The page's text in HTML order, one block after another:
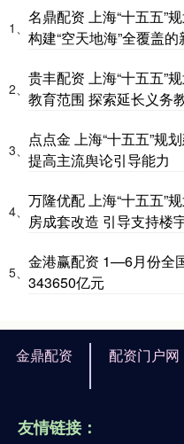
1、
名鼎配资 上海“十五五”
构建“空天地海”全覆盖
2、
贵丰配资 上海“十五五”
教育范围 探索延长义务
3、
点点金 上海“十五五”规
提高主流舆论引导能力
4、
万隆优配 上海“十五五”
房成套改造 引导支持楼
5、
金港赢配资 1—6月份全
343650亿元
金鼎配资 配资门户网
友情链接：